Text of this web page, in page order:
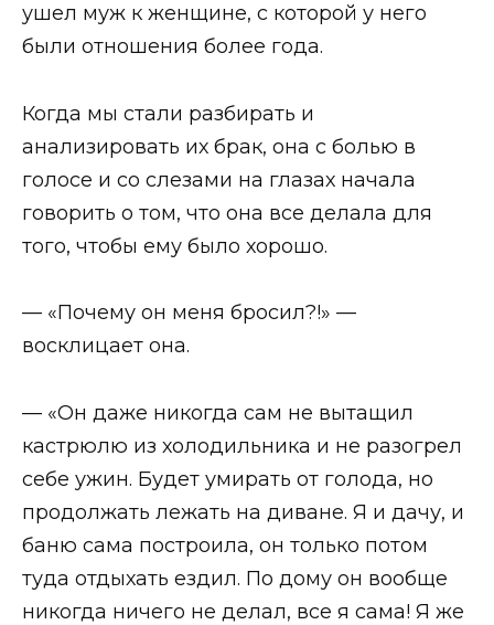
ушел муж к женщине, с которой у него
были отношения более года.
Когда мы стали разбирать и
анализировать их брак, она с болью в
голосе и со слезами на глазах начала
говорить о том, что она все делала для
того, чтобы ему было хорошо.
— «Почему он меня бросил?!» —
восклицает она.
— «Он даже никогда сам не вытащил
кастрюлю из холодильника и не разогрел
себе ужин. Будет умирать от голода, но
продолжать лежать на диване. Я и дачу, и
баню сама построила, он только потом
туда отдыхать ездил. По дому он вообще
никогда ничего не делал, все я сама! Я же